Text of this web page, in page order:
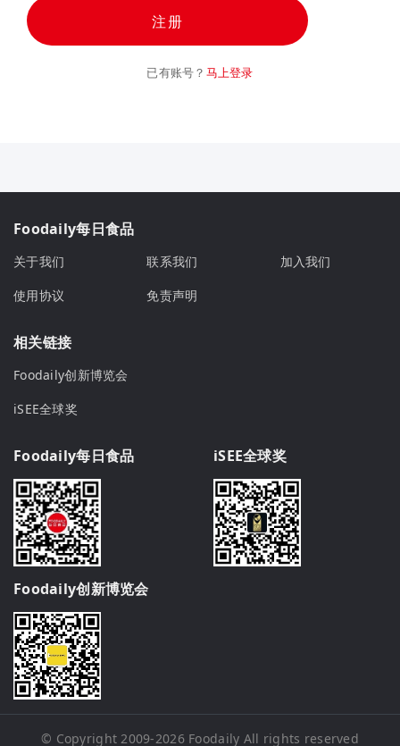
注册
已有账号？ 马上登录
Foodaily每日食品
关于我们 联系我们
加入我们
使用协议
免责声明
相关链接
Foodaily创新博览会
iSEE全球奖
Foodaily每日食品 iSEE全球奖
Foodaily创新博览会
© Copyright 2009-2026 Foodaily All rights reserved